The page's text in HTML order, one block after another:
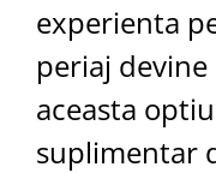
experienta
periaj
aceasta
suplimentar